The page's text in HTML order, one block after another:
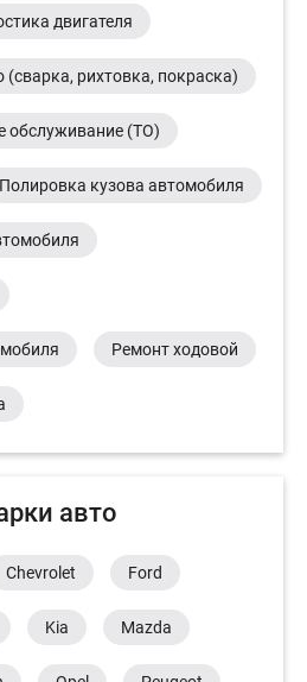
двигателя
(сварка, рихтовка, покраска)
обслуживание (ТО)
Полировка кузова автомобиля
Ремонт ходовой
авто
Chevrolet Ford
Kia Mazda